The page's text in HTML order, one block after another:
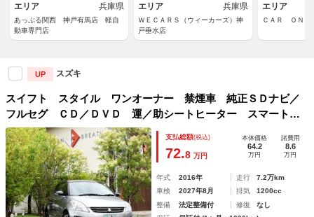
エリア
兵庫県
あっぷる関西 神戸有馬店 軽自
動車専門店
エリア
兵庫県
ＷＥＣＡＲＳ（ウィーカーズ）神
戸垂水店
エリア
ＣＡＲ ＯＮ
UP スズキ
スイフト スタイル ワンオーナー 禁煙車 純正ＳＤナビ／
フルセグ ＣＤ／ＤＶＤ 運／助シートヒーター スマートキ
ー プッシュスタート ＥＴＣ 純正１６ＡＷ 革巻きハンド
ル／ステアスイッチ ドアバイザー プライバシーガラス
支払総額(税込)
72.8 万円
本体価格
64.2
万円
諸費用
8.6
万円
年式 2016年 走行
7.2万km
車検
2027年8月 排気
1200cc
整備
法定整備付 修復
なし